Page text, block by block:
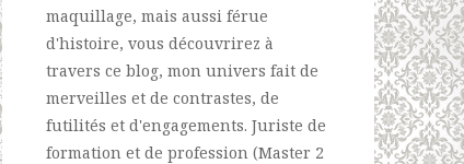
maquillage, mais aussi férue
d'histoire, vous découvrirez à
travers ce blog, mon univers fait de
merveilles et de contrastes, de
futilités et d'engagements. Juriste de
formation et de profession (Master 2